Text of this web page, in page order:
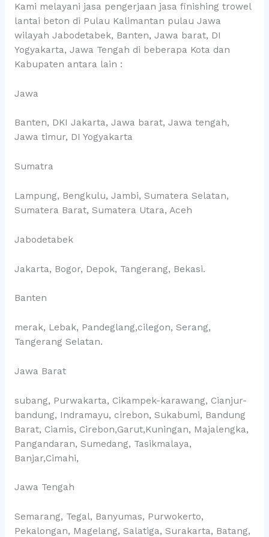
Kami melayani jasa pengerjaan jasa finishing trowel
lantai beton di Pulau Kalimantan pulau Jawa
wilayah Jabodetabek, Banten, Jawa barat, DI
Yogyakarta, Jawa Tengah di beberapa Kota dan
Kabupaten antara lain :
Jawa
Banten, DKI Jakarta, Jawa barat, Jawa tengah,
Jawa timur, DI Yogyakarta
Sumatra
Lampung, Bengkulu, Jambi, Sumatera Selatan,
Sumatera Barat, Sumatera Utara, Aceh
Jabodetabek
Jakarta, Bogor, Depok, Tangerang, Bekasi.
Banten
merak, Lebak, Pandeglang,cilegon, Serang,
Tangerang Selatan.
Jawa Barat
subang, Purwakarta, Cikampek-karawang, Cianjur-
bandung, Indramayu, cirebon, Sukabumi, Bandung
Barat, Ciamis, Cirebon,Garut,Kuningan, Majalengka,
Pangandaran, Sumedang, Tasikmalaya,
Banjar,Cimahi,
Jawa Tengah
Semarang, Tegal, Banyumas, Purwokerto,
Pekalongan, Magelang, Salatiga, Surakarta, Batang,